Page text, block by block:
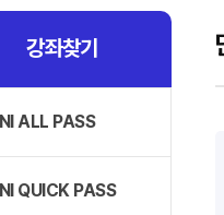
강좌찾기
ALL PASS
QUICK PASS